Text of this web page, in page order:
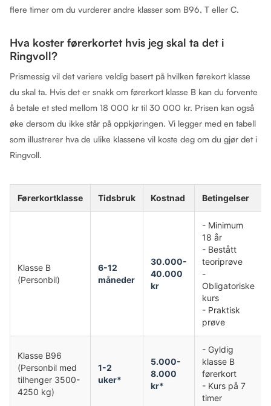
flere timer om du vurderer andre klasser som B96, T eller C.
Hva koster førerkortet hvis jeg skal ta det i
Ringvoll?
Prismessig vil det variere veldig basert på hvilken førekort klasse
du skal ta. Hvis det er snakk om førerkort klasse B kan du forvente
å betale et sted mellom 18 000 kr til 30 000 kr. Prisen kan også
øke dersom du ikke står på oppkjøringen. Vi legger med en tabell
som illustrerer hva de ulike klassene vil koste deg om du gjør det i
Ringvoll.
Førerkortklasse Tidsbruk Kostnad Betingelser
Klasse B
(Personbil)
6-12
måneder
30.000-
40.000
kr
- Minimum
18 år
- Bestått
teoriprøve
-
Obligatoriske
kurs
- Praktisk
prøve
Klasse B96
(Personbil med
tilhenger 3500-
4250 kg)
1-2
uker*
5.000-
8.000
kr*
- Gyldig
klasse B
førerkort
- Kurs på 7
timer